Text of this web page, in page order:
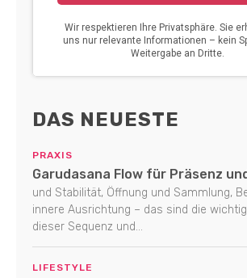
DAS NEUESTE
PRAXIS
Garudasana Flow für Präsenz
und Stabilität, Öffnung und Sammlung,
innere Ausrichtung – das sind die
dieser Sequenz und...
LIFESTYLE